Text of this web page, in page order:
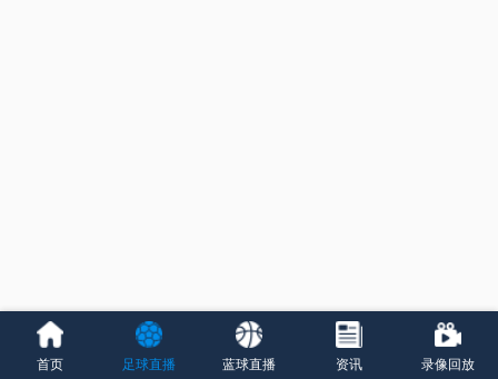
首页 足球直播 蓝球直播 资讯 录像回放